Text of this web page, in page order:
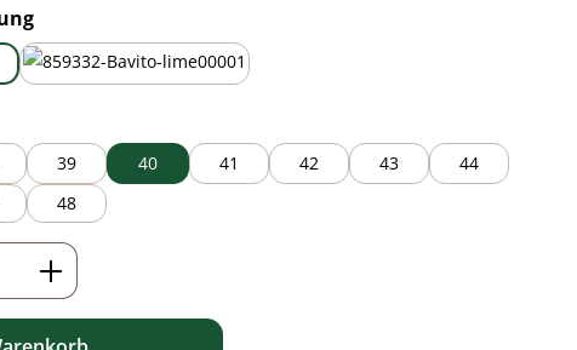
auswählen
39 40 41 42 43
44
48
den gewünschten Wert ein oder